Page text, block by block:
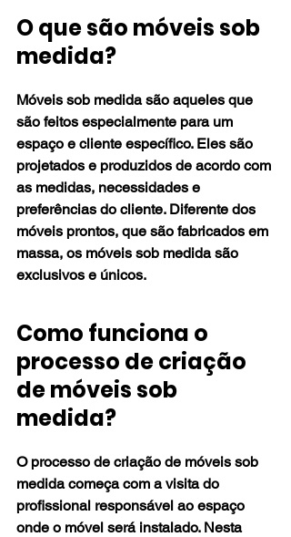
O que são móveis sob
medida?
Móveis sob medida são aqueles que
são feitos especialmente para um
espaço e cliente específico. Eles são
projetados e produzidos de acordo com
as medidas, necessidades e
preferências do cliente. Diferente dos
móveis prontos, que são fabricados em
massa, os móveis sob medida são
exclusivos e únicos.
Como funciona o
processo de criação
de móveis sob
medida?
O processo de criação de móveis sob
medida começa com a visita do
profissional responsável ao espaço
onde o móvel será instalado. Nesta